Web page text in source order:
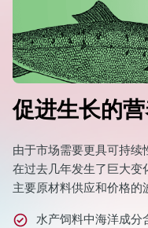
促进生长的
由于市场需要更具可持
在过去几年发生了巨大
主要原材料供应和价格
水产饲料中海洋成分